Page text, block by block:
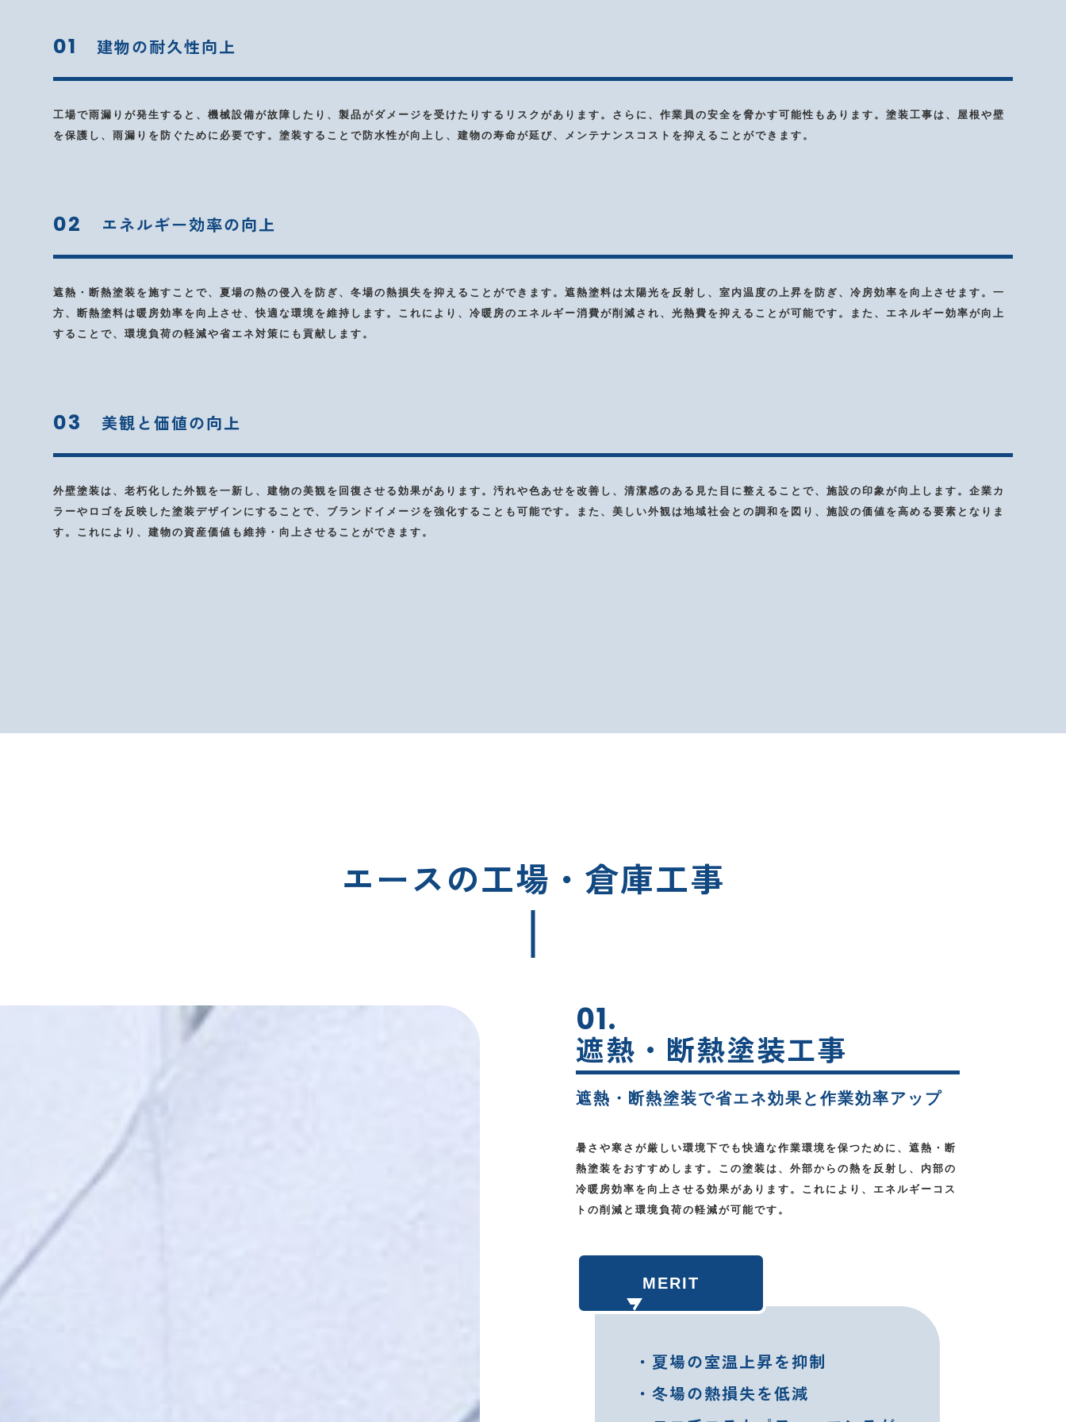
01 建物の耐久性向上
工場で雨漏りが発生すると、機械設備が故障したり、製品がダメージを受けたりするリスクがあります。さらに、作業員の安全を脅かす可能性もあります。塗装工事は、屋根や壁
を保護し、雨漏りを防ぐために必要です。塗装することで防水性が向上し、建物の寿命が延び、メンテナンスコストを抑えることができます。
02 エネルギー効率の向上
遮熱・断熱塗装を施すことで、夏場の熱の侵入を防ぎ、冬場の熱損失を抑えることができます。遮熱塗料は太陽光を反射し、室内温度の上昇を防ぎ、冷房効率を向上させます。一
方、断熱塗料は暖房効率を向上させ、快適な環境を維持します。これにより、冷暖房のエネルギー消費が削減され、光熱費を抑えることが可能です。また、エネルギー効率が向上
することで、環境負荷の軽減や省エネ対策にも貢献します。
03 美観と価値の向上
外壁塗装は、老朽化した外観を一新し、建物の美観を回復させる効果があります。汚れや色あせを改善し、清潔感のある見た目に整えることで、施設の印象が向上します。企業カ
ラーやロゴを反映した塗装デザインにすることで、ブランドイメージを強化することも可能です。また、美しい外観は地域社会との調和を図り、施設の価値を高める要素となりま
す。これにより、建物の資産価値も維持・向上させることができます。
エースの工場・倉庫工事
01.
遮熱・断熱塗装工事
遮熱・断熱塗装で省エネ効果と作業効率アップ
暑さや寒さが厳しい環境下でも快適な作業環境を保つために、遮熱・断
熱塗装をおすすめします。この塗装は、外部からの熱を反射し、内部の
冷暖房効率を向上させる効果があります。これにより、エネルギーコス
トの削減と環境負荷の軽減が可能です。
MERIT
・夏場の室温上昇を抑制
・冬場の熱損失を低減